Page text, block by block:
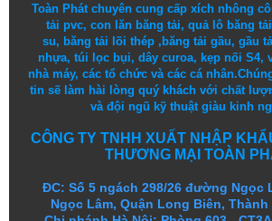
Toàn Phát chuyên cung cấp xích nhông
tải pvc,con lăn băng tải,quả lô băng tải
su, băng tải lõi thép,băng tải gầu, gầu
nhựa, túi lọc bụi, dây curoa, kẹp nối S4,
nhà máy, các tổ chức và các cá nhân.
tin sẽ làm hài lòng quý khách với chất
và đội ngũ kỹ thuật giàu kinh
CÔNG TY TNHH XUẤT NHẬP
THƯƠNG MẠI TOÀN
ĐC: Số 5 ngách 298/26 đường Ngọc
Ngọc Lâm, Quận Long Biên, Thành